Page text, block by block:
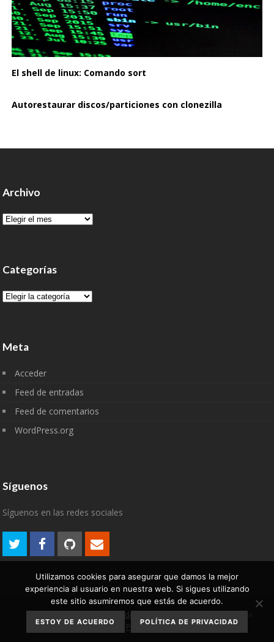
El shell de linux: Comando sort
Autorestaurar discos/particiones con clonezilla
Archivo
Archivo
Categorías
Categorías
Meta
Acceder
Feed de entradas
Feed de comentarios
WordPress.org
Síguenos
Síguenos en las redes sociales
2007-2022 © algodelinux
Aviso Legal
Política de
privacidad
Política de cookies
Utilizamos cookies para asegurar que damos la mejor
experiencia al usuario en nuestra web. Si sigues utilizando
este sitio asumiremos que estás de acuerdo.
ESTOY DE ACUERDO POLÍTICA DE PRIVACIDAD